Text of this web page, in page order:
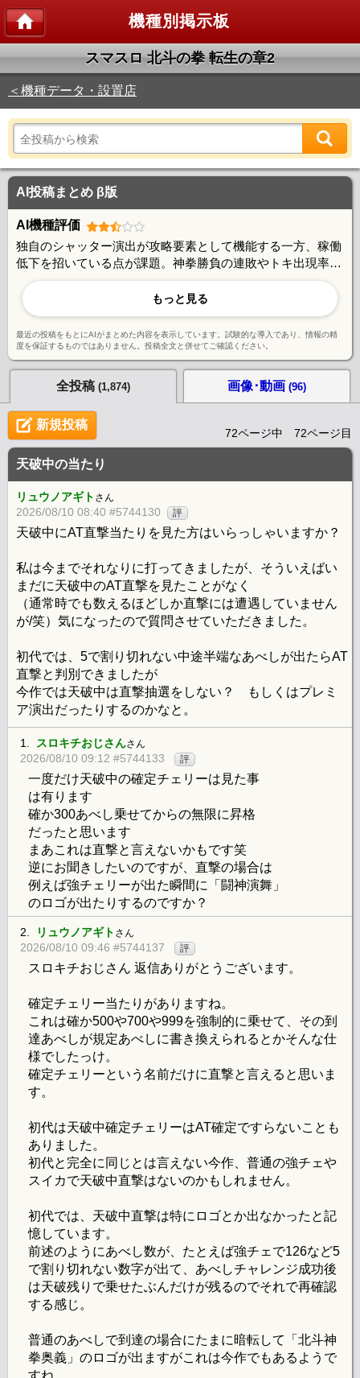
機種別掲示板
スマスロ 北斗の拳 転生の章2
＜機種データ・設置店
AI投稿まとめ β版
AI機種評価
独自のシャッター演出が攻略要素として機能する一方、稼働
低下を招いている点が課題。神拳勝負の連敗やトキ出現率の
低さに不満の声もあるが、天破システムや伝承モードなど戦
略性は評価されており、引き次第で大きく化ける可能性を秘
めた機種との意見が多い。
もっと見る
最近の投稿をもとにAIがまとめた内容を表示しています。試験的な導入であり、情報の精
度を保証するものではありません。投稿全文と併せてご確認ください。
全投稿 (1,874) 画像･動画 (96)
新規投稿
72ページ中 72ページ目
天破中の当たり
リュウノアギト さん
2026/08/10 08:40 #5744130 評
天破中にAT直撃当たりを見た方はいらっしゃいますか？
私は今までそれなりに打ってきましたが、そういえばい
まだに天破中のAT直撃を見たことがなく
（通常時でも数えるほどしか直撃には遭遇していません
が/笑）気になったので質問させていただきました。
初代では、5で割り切れない中途半端なあべしが出たらAT
直撃と判別できましたが
今作では天破中は直撃抽選をしない？ もしくはプレミ
ア演出だったりするのかなと。
1. スロキチおじさんさん
2026/08/10 09:12 #5744133 評
一度だけ天破中の確定チェリーは見た事
は有ります
確か300あべし乗せてからの無限に昇格
だったと思います
まあこれは直撃と言えないかもです笑
逆にお聞きしたいのですが、直撃の場合は
例えば強チェリーが出た瞬間に「闘神演舞」
のロゴが出たりするのですか？
2. リュウノアギト さん
2026/08/10 09:46 #5744137 評
スロキチおじさん 返信ありがとうございます。
確定チェリー当たりがありますね。
これは確か500や700や999を強制的に乗せて、その到
達あべしが規定あべしに書き換えられるとかそんな仕
様でしたっけ。
確定チェリーという名前だけに直撃と言えると思いま
す。
初代は天破中確定チェリーはAT確定ですらないことも
ありました。
初代と完全に同じとは言えない今作、普通の強チェや
スイカで天破中直撃はないのかもしれません。
初代では、天破中直撃は特にロゴとか出なかったと記
憶しています。
前述のようにあべし数が、たとえば強チェで126など5
で割り切れない数字が出て、あべしチャレンジ成功後
は天破残りで乗せたぶんだけが残るのでそれで再確認
する感じ。
普通のあべしで到達の場合にたまに暗転して「北斗神
拳奥義」のロゴが出ますがこれは今作でもあるようで